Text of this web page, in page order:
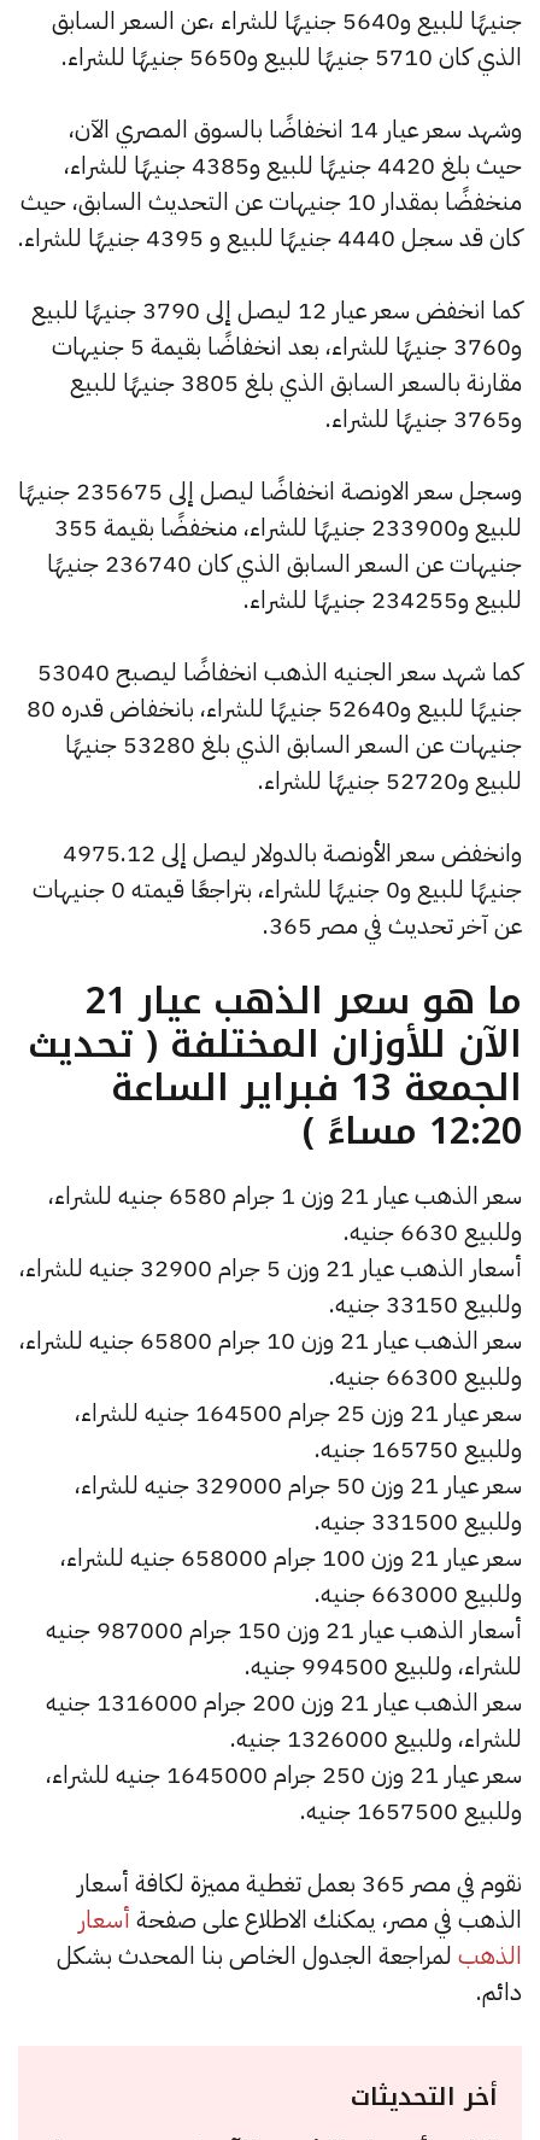
جنيهًا للبيع و5640 جنيهًا للشراء ،عن السعر السابق
الذي كان 5710 جنيهًا للبيع و5650 جنيهًا للشراء.
وشهد سعر عيار 14 انخفاضًا بالسوق المصري الآن،
حيث بلغ 4420 جنيهًا للبيع و4385 جنيهًا للشراء،
منخفضًا بمقدار 10 جنيهات عن التحديث السابق، حيث
كان قد سجل 4440 جنيهًا للبيع و 4395 جنيهًا للشراء.
كما انخفض سعر عيار 12 ليصل إلى 3790 جنيهًا للبيع
و3760 جنيهًا للشراء، بعد انخفاضًا بقيمة 5 جنيهات
مقارنة بالسعر السابق الذي بلغ 3805 جنيهًا للبيع
و3765 جنيهًا للشراء.
وسجل سعر الاونصة انخفاضًا ليصل إلى 235675 جنيهًا
للبيع و233900 جنيهًا للشراء، منخفضًا بقيمة 355
جنيهات عن السعر السابق الذي كان 236740 جنيهًا
للبيع و234255 جنيهًا للشراء.
كما شهد سعر الجنيه الذهب انخفاضًا ليصبح 53040
جنيهًا للبيع و52640 جنيهًا للشراء، بانخفاض قدره 80
جنيهات عن السعر السابق الذي بلغ 53280 جنيهًا
للبيع و52720 جنيهًا للشراء.
وانخفض سعر الأونصة بالدولار ليصل إلى 4975.12
جنيهًا للبيع و0 جنيهًا للشراء، بتراجعًا قيمته 0 جنيهات
عن آخر تحديث في مصر 365.
ما هو سعر الذهب عيار 21
الآن للأوزان المختلفة ( تحديث
الجمعة 13 فبراير الساعة
12:20 مساءً )
سعر الذهب عيار 21 وزن 1 جرام 6580 جنيه للشراء،
وللبيع 6630 جنيه.
أسعار الذهب عيار 21 وزن 5 جرام 32900 جنيه للشراء،
وللبيع 33150 جنيه.
سعر الذهب عيار 21 وزن 10 جرام 65800 جنيه للشراء،
وللبيع 66300 جنيه.
سعر عيار 21 وزن 25 جرام 164500 جنيه للشراء،
وللبيع 165750 جنيه.
سعر عيار 21 وزن 50 جرام 329000 جنيه للشراء،
وللبيع 331500 جنيه.
سعر عيار 21 وزن 100 جرام 658000 جنيه للشراء،
وللبيع 663000 جنيه.
أسعار الذهب عيار 21 وزن 150 جرام 987000 جنيه
للشراء، وللبيع 994500 جنيه.
سعر الذهب عيار 21 وزن 200 جرام 1316000 جنيه
للشراء، وللبيع 1326000 جنيه.
سعر عيار 21 وزن 250 جرام 1645000 جنيه للشراء،
وللبيع 1657500 جنيه.
نقوم في مصر 365 بعمل تغطية مميزة لكافة أسعار
الذهب في مصر، يمكنك الاطلاع على صفحة أسعار
الذهب لمراجعة الجدول الخاص بنا المحدث بشكل
دائم.
أخر التحديثات